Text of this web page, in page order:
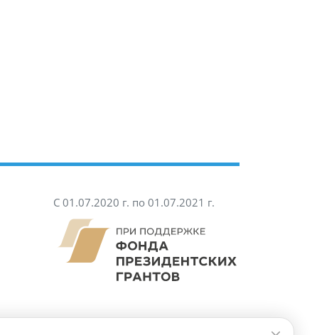
С 01.07.2020 г. по 01.07.2021 г.